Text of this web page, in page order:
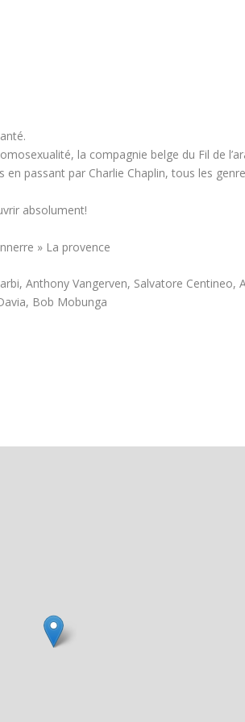
la compagnie belge du Fil de
passant par Charlie Chaplin, tous les
absolument!
» La provence
Anthony Vangerven, Salvatore Centineo,
Bob Mobunga